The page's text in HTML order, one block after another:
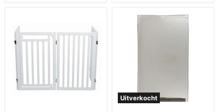
Hondenhek
Met
Deur
Uitverkocht
Petsafe
Vervangingsklepje